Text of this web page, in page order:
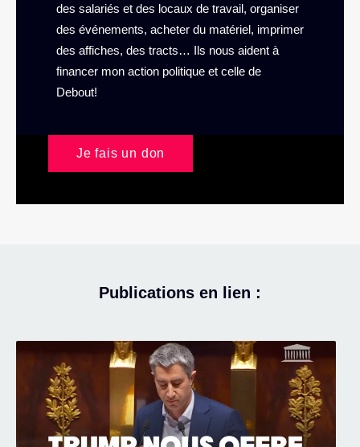
des salariés et des locaux de travail, organiser
des événements, acheter du matériel, imprimer
des affiches, des tracts… Ils nous aident à
financer mon action politique et celle de
Debout!
Je fais un don
Publications en lien :